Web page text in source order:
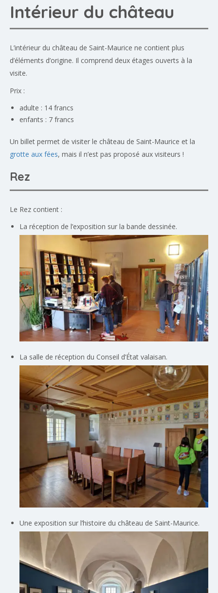
Intérieur du château
L’intérieur du château de Saint-Maurice ne contient plus
d’éléments d’origine. Il comprend deux étages ouverts à la
visite.
Prix :
adulte : 14 francs
enfants : 7 francs
Un billet permet de visiter le château de Saint-Maurice et la
grotte aux fées, mais il n’est pas proposé aux visiteurs !
Rez
Le Rez contient :
La réception de l’exposition sur la bande dessinée.
La salle de réception du Conseil d’État valaisan.
Une exposition sur l’histoire du château de Saint-Maurice.